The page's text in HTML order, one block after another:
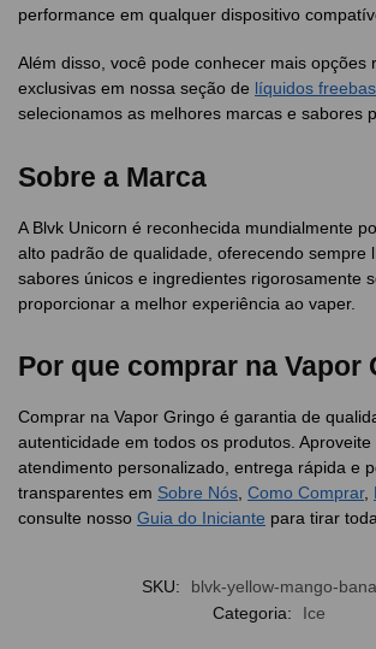
performance em qualquer dispositivo
Além disso, você pode conhecer mais opções
exclusivas em nossa seção de líquidos
selecionamos as melhores marcas e sabores
Sobre a Marca
A Blvk Unicorn é reconhecida mundialmente
alto padrão de qualidade, oferecendo sempre
sabores únicos e ingredientes rigorosamente
proporcionar a melhor experiência ao vaper.
Por que comprar na Vapor
Comprar na Vapor Gringo é garantia de
autenticidade em todos os produtos. Aproveite
atendimento personalizado, entrega rápida e
transparentes em Sobre Nós Como Comprar,
consulte nosso Guia do Iniciante para tirar
SKU:
blvk-yellow-mango-
Categoria:
Ice